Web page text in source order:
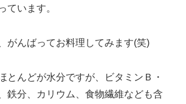
ています。
がんばってお料理してみます(笑)
とんどが水分ですが、ビタミンＢ・
鉄分、カリウム、食物繊維なども含